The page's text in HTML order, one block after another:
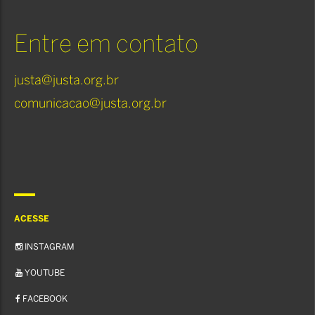
um
prático
Entre em contato
justa@justa.org.br
comunicacao@justa.org.br
ACESSE
INSTAGRAM
YOUTUBE
FACEBOOK